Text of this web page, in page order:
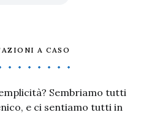
A CASO
Sembriamo tutti
e ci sentiamo tutti in